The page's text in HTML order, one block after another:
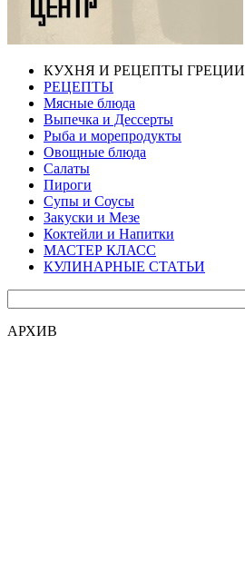
КУХНЯ И РЕЦЕПТЫ ГРЕЦИИ
РЕЦЕПТЫ
Мясные блюда
Выпечка и Дессерты
Рыба и морепродукты
Овощные блюда
Салаты
Пироги
Супы и Соусы
Закуски и Мезе
Коктейли и Напитки
МАСТЕР КЛАСС
КУЛИНАРНЫЕ СТАТЬИ
АРХИВ